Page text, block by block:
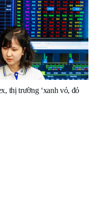
thị trường ‘xanh vỏ, đỏ